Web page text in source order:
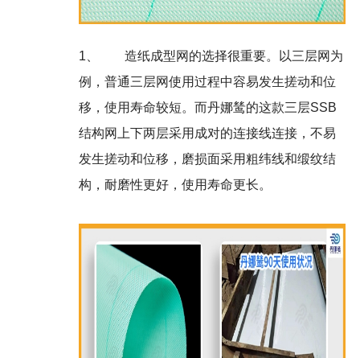
1、
造纸成型网的选择很重要。以三层网为
例，普通三层网使用过程中容易发生搓动和位
移，使用寿命较短。而丹娜鸶的这款三层SSB
结构网上下两层采用成对的连接线连接，不易
发生搓动和位移，磨损面采用粗纬线和缎纹结
构，耐磨性更好，使用寿命更长。